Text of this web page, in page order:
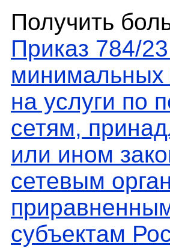
Получить
Приказ 784/
минимальных
на услуги по
сетям,
или ином
сетевым
субъектам